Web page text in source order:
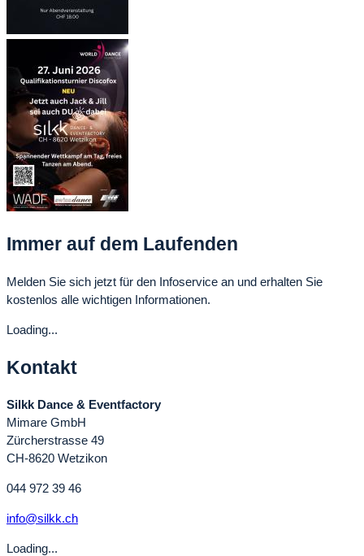
Immer auf dem Laufenden
Melden Sie sich jetzt für den Infoservice an und erhalten Sie
kostenlos alle wichtigen Informationen.
Loading...
Kontakt
Silkk Dance & Eventfactory
Mimare GmbH
Zürcherstrasse 49
CH-8620 Wetzikon
044 972 39 46
info@silkk.ch
Loading...